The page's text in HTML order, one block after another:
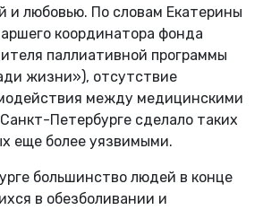
и любовью. По словам Екатерины
координатора фонда
паллиативной программы
жизни»), отсутствие
между медицинскими
Петербурге сделало таких
еще более уязвимыми.
большинство людей в конце
в обезболивании и